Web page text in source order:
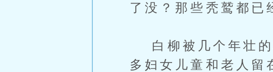
了没？那些秃鹫都已
白柳被几个年壮的
多妇女儿童和老人留